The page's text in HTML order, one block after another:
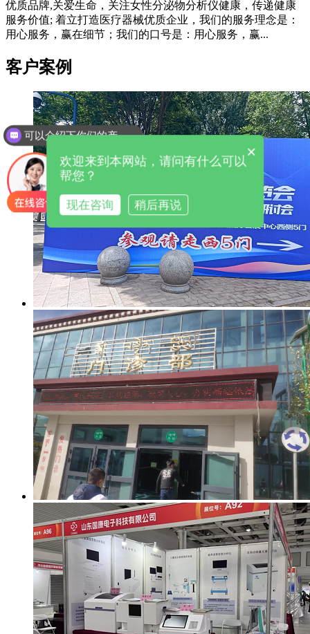
优质品牌,关爱生命，关注女性分泌物分析仪健康，传递健康
服务价值; 着立打造医疗器械优质企业，我们的服务理念是：
用心服务，赢在细节；我们的口号是：用心服务，赢...
客户案例
可以介绍下你们的产品么
×
欢迎来到本网站，请问有什么可以
帮您？
现在咨询 稍后再说